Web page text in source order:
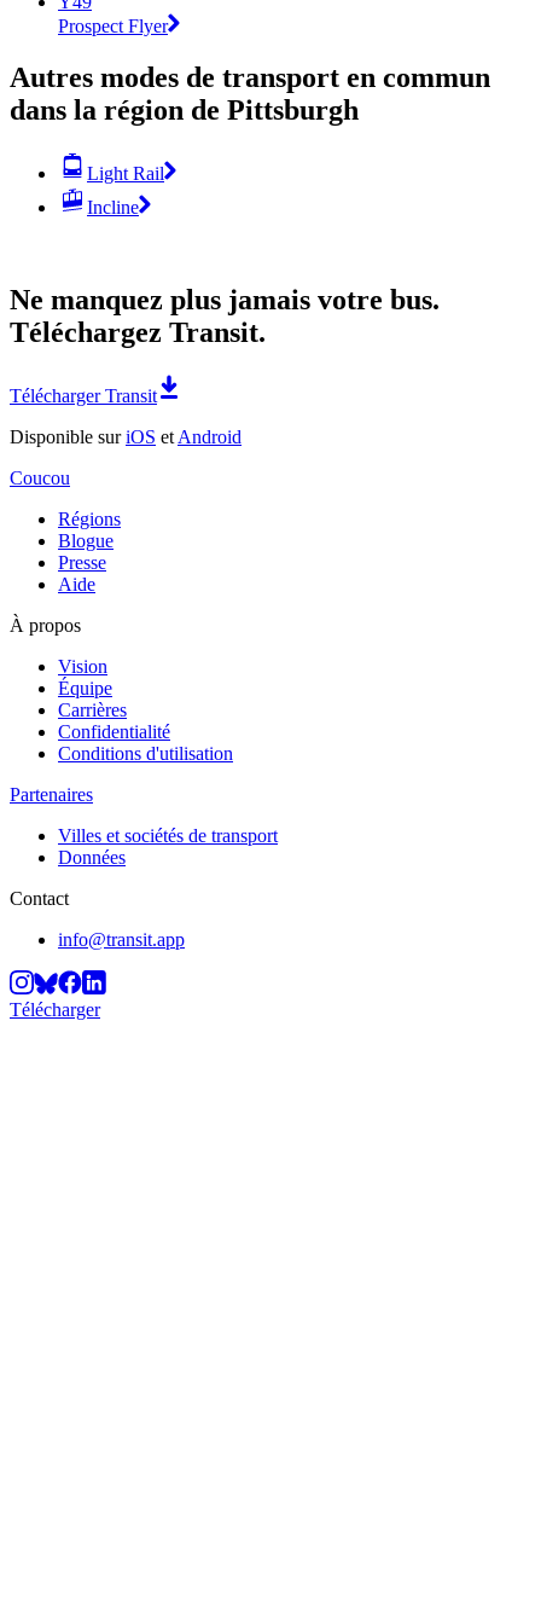
Prospect Flyer
Autres modes de transport en commun
dans la région de Pittsburgh
Light Rail
Incline
Ne manquez plus jamais votre bus.
Téléchargez Transit.
Télécharger Transit
Disponible suriOS et Android
Coucou
Régions
Blogue
Presse
Aide
À propos
Vision
Équipe
Carrières
Confidentialité
Conditions d'utilisation
Partenaires
Villes et sociétés de transport
Données
Contact
info@transit.app
Télécharger